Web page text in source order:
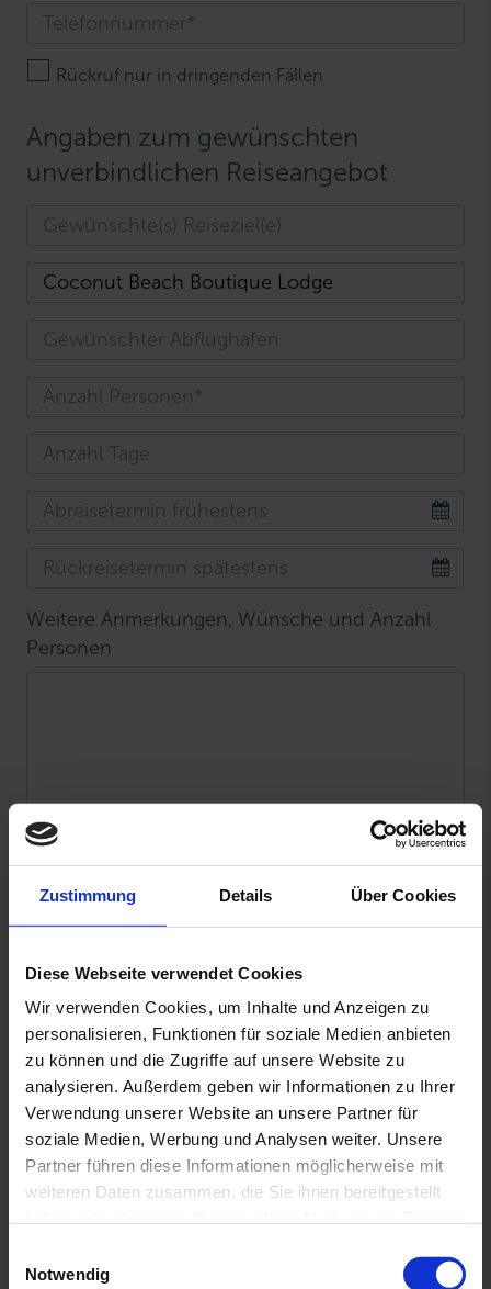
Zustimmung Details Über Cookies
Diese Webseite verwendet Cookies
Wir verwenden Cookies, um Inhalte und Anzeigen zu
personalisieren, Funktionen für soziale Medien anbieten
zu können und die Zugriffe auf unsere Website zu
analysieren. Außerdem geben wir Informationen zu Ihrer
Verwendung unserer Website an unsere Partner für
soziale Medien, Werbung und Analysen weiter. Unsere
Partner führen diese Informationen möglicherweise mit
weiteren Daten zusammen, die Sie ihnen bereitgestellt
Cookies, wenn Sie unsere Webseite weiterhin nutzen.
Notwendig
Rückruf nur in dringenden Fällen
Angaben zum gewünschten
unverbindlichen Reiseangebot
Weitere Anmerkungen, Wünsche und Anzahl
Personen
Datenschutzhinweis: Für die Kontaktaufnahme
und die Angebotserstellung benötigen wir Ihre
Daten wie Name, Telefonnummer und E-Mail-
Adresse.
Sie erklären sich hiermit einverstanden, dass diese
Daten von uns entsprechend unserer
Datenschutzerklärung verwendet und gespeichert
, ich möchte weiterhin mit Wirodive in Kontakt